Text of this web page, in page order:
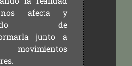
afecta y
de
junto a